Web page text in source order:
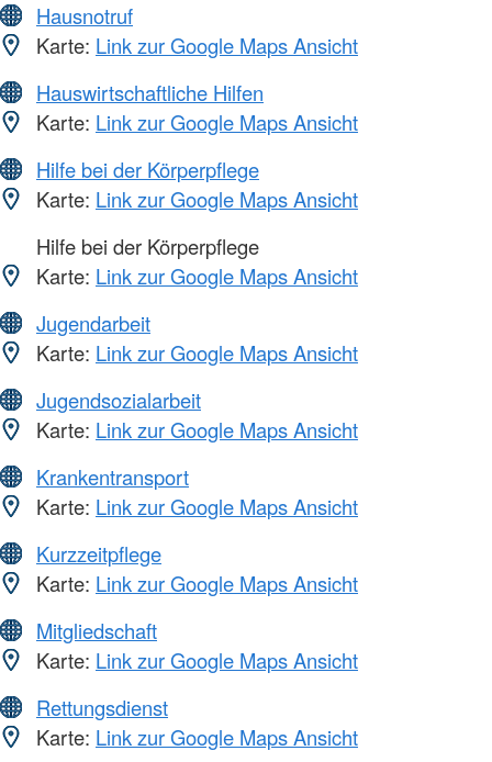
Hausnotruf
Karte: Link zur Google Maps Ansicht
Hauswirtschaftliche Hilfen
Karte: Link zur Google Maps Ansicht
Hilfe bei der Körperpflege
Karte: Link zur Google Maps Ansicht
Hilfe bei der Körperpflege
Karte: Link zur Google Maps Ansicht
Jugendarbeit
Karte: Link zur Google Maps Ansicht
Jugendsozialarbeit
Karte: Link zur Google Maps Ansicht
Krankentransport
Karte: Link zur Google Maps Ansicht
Kurzzeitpflege
Karte: Link zur Google Maps Ansicht
Mitgliedschaft
Karte: Link zur Google Maps Ansicht
Rettungsdienst
Karte: Link zur Google Maps Ansicht